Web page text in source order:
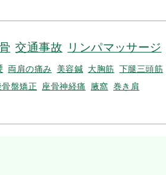
交通事故 リンパマッサージ
両肩の痛み 美容鍼 大胸筋 下腿三頭筋
骨盤矯正 座骨神経痛 腋窩 巻き肩